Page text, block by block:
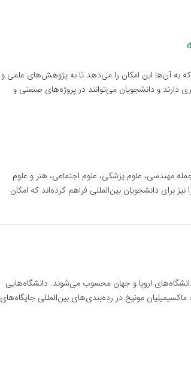
که به آن‌ها این امکان را می‌دهد تا به پژوهش‌های علمی و
دارند و دانشجویان می‌توانند در پروژه‌های صنعتی و
مهندسی، علوم پزشکی، علوم اجتماعی، هنر و علوم
برای دانشجویان بین‌المللی فراهم کرده‌اند که امکان
اروپا و جهان محسوب می‌شوند. دانشگاه‌هایی
مونیخ در رده‌بندی‌های بین‌المللی جایگاه‌های